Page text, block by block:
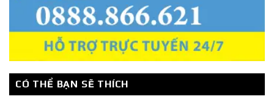
CÓ THỂ BẠN SẼ THÍCH